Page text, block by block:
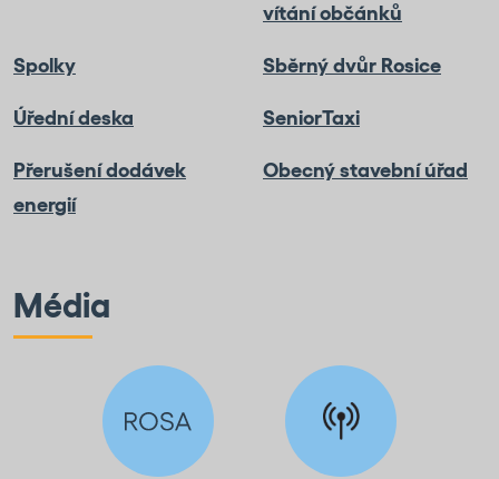
vítání občánků
Spolky Sběrný dvůr Rosice
Úřední deska SeniorTaxi
Přerušení dodávek
energií
Obecný stavební úřad
Média